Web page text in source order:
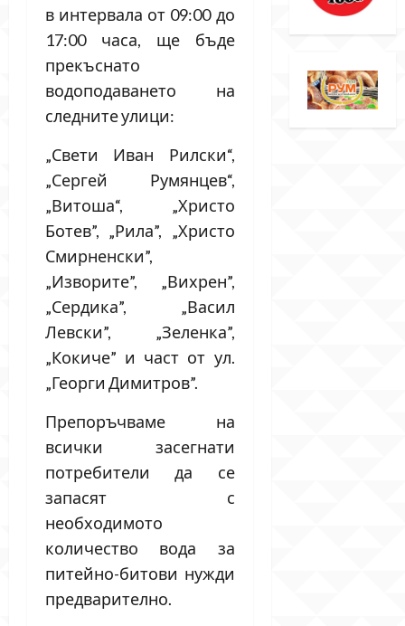
в интервала от 09:00 до
17:00 часа, ще бъде
прекъснато
водоподаването на
следните улици:
„Свети Иван Рилски“,
„Сергей Румянцев“,
„Витоша“, „Христо
Ботев”, „Рила”, „Христо
Смирненски”,
„Изворите”, „Вихрен”,
„Сердика”, „Васил
Левски”, „Зеленка”,
„Кокиче” и част от ул.
„Георги Димитров”.
Препоръчваме на
всички засегнати
потребители да се
запасят с
необходимото
количество вода за
питейно-битови нужди
предварително.